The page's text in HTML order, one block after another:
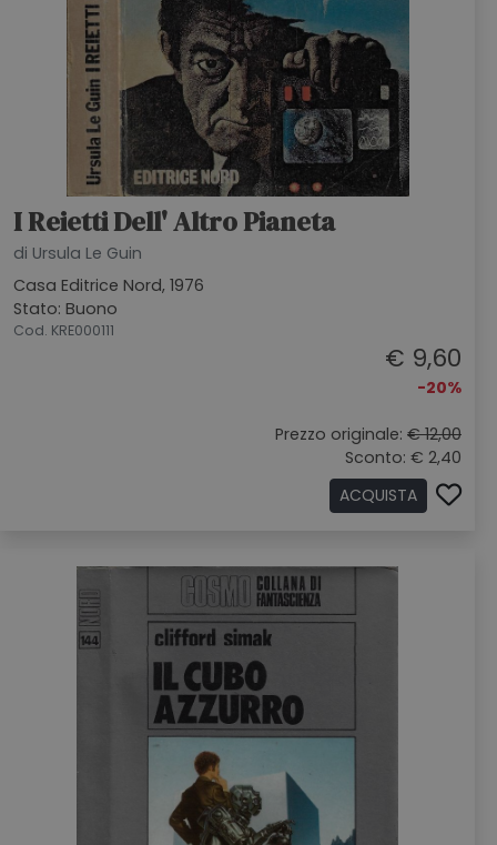
I Reietti Dell' Altro Pianeta
di Ursula Le Guin
Casa Editrice Nord, 1976
Stato: Buono
Cod. KRE000111
€ 9,60
-20%
Prezzo originale: € 12,00
Sconto: € 2,40
ACQUISTA